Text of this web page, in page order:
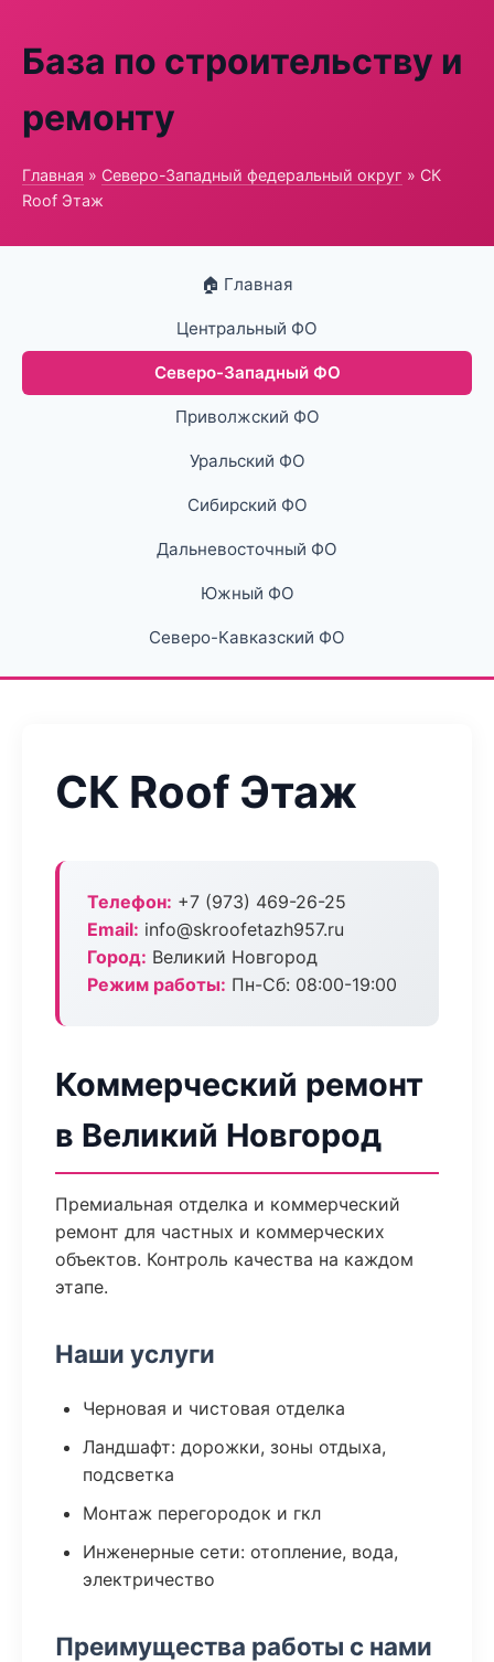
База по строительству и
ремонту
Главная » Северо-Западный федеральный округ » СК
Roof Этаж
🏠 Главная
Центральный ФО
Северо-Западный ФО
Приволжский ФО
Уральский ФО
Сибирский ФО
Дальневосточный ФО
Южный ФО
Северо-Кавказский ФО
СК Roof Этаж
Телефон: +7 (973) 469-26-25
Email: info@skroofetazh957.ru
Город: Великий Новгород
Режим работы: Пн-Сб: 08:00-19:00
Коммерческий ремонт
в Великий Новгород
Премиальная отделка и коммерческий
ремонт для частных и коммерческих
объектов. Контроль качества на каждом
этапе.
Наши услуги
Черновая и чистовая отделка
Ландшафт: дорожки, зоны отдыха,
подсветка
Монтаж перегородок и гкл
Инженерные сети: отопление, вода,
электричество
Преимущества работы с нами